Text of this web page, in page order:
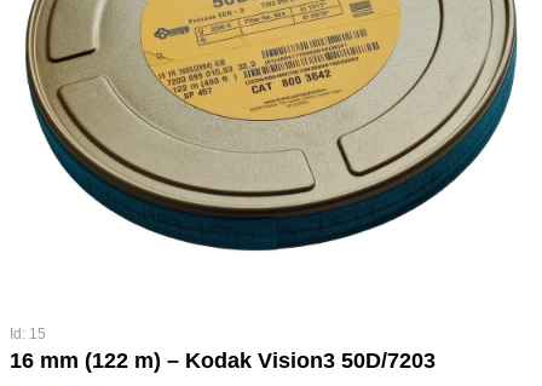
Id: 15
16 mm (122 m) – Kodak Vision3 50D/7203